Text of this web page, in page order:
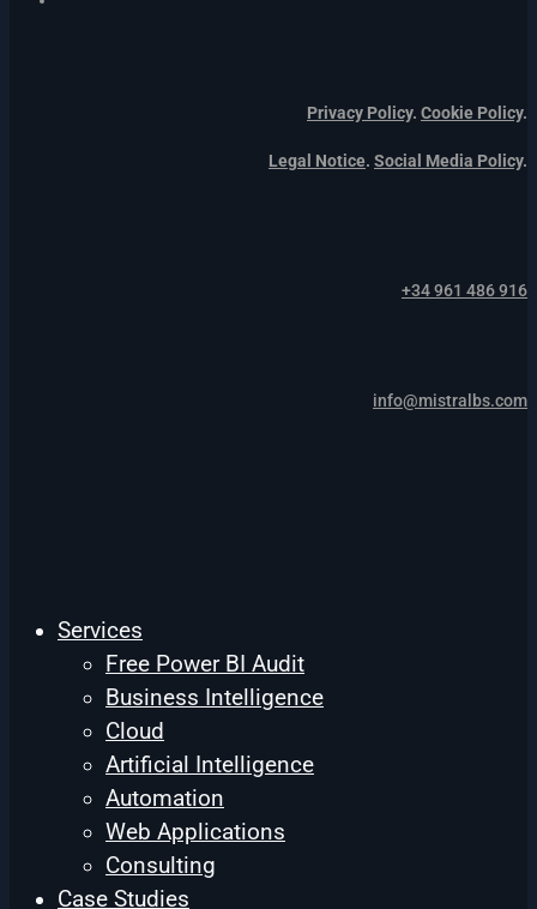
Privacy Policy. Cookie Policy.
Legal Notice. Social Media Policy.
+34 961 486 916
info@mistralbs.com
Services
Free Power BI Audit
Business Intelligence
Cloud
Artificial Intelligence
Automation
Web Applications
Consulting
Case Studies